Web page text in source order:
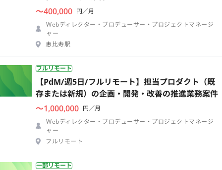
〜400,000 円／月
Webディレクター・プロデューサー・プロジェクトマネージ
ャー
恵比寿駅
フルリモート
【PdM/週5日/フルリモート】担当プロダクト（既
存または新規）の企画・開発・改善の推進業務案件
〜1,000,000 円／月
Webディレクター・プロデューサー・プロジェクトマネージ
ャー
フルリモート
一部リモート